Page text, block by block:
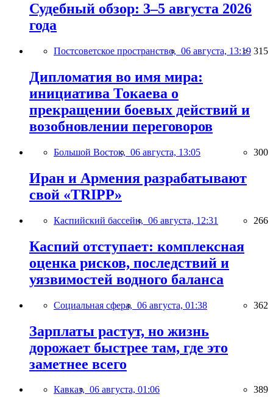
Судебный обзор: 3–5 августа 2026
года
Постсоветское пространство, 06 августа, 13:19 315
Дипломатия во имя мира:
инициатива Токаева о
прекращении боевых действий и
возобновлении переговоров
Большой Восток, 06 августа, 13:05 300
Иран и Армения разрабатывают
свой «TRIPP»
Каспийский бассейн, 06 августа, 12:31 266
Каспий отступает: комплексная
оценка рисков, последствий и
уязвимостей водного баланса
Социальная сфера, 06 августа, 01:38 362
Зарплаты растут, но жизнь
дорожает быстрее там, где это
заметнее всего
Кавказ, 06 августа, 01:06 389